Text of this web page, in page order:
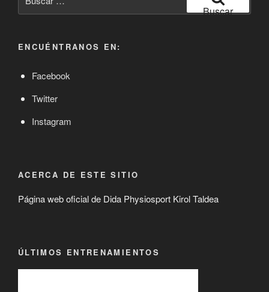
por:
Buscar
ENCUÉNTRANOS EN:
Facebook
Twitter
Instagram
ACERCA DE ESTE SITIO
Página web oficial de Dida Physiosport Kirol Taldea
ÚLTIMOS ENTRENAMIENTOS